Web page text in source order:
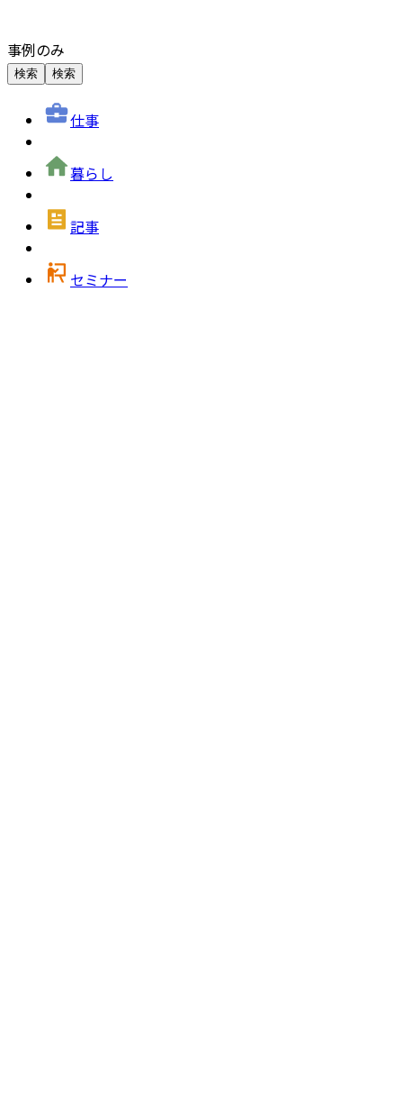
事例のみ
検索 検索
仕事
暮らし
記事
セミナー